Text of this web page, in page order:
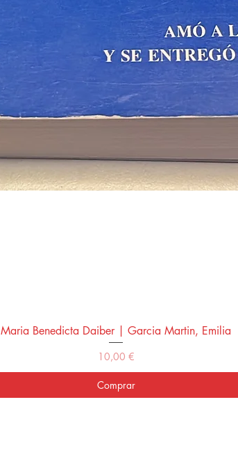
Vista rápida
Maria Benedicta Daiber | Garcia Martin, Emilia
Precio
10,00 €
Comprar